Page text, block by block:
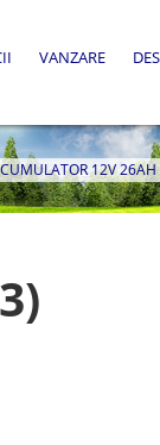
VANZARE
12V